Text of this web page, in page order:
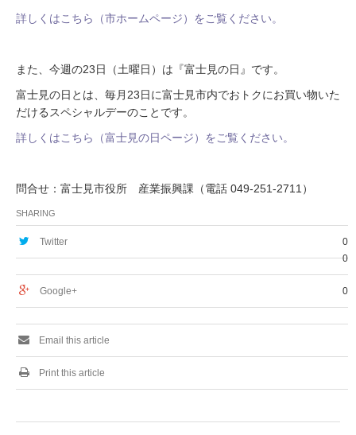
詳しくはこちら（市ホームページ）をご覧ください。
また、今週の23日（土曜日）は『富士見の日』です。
富士見の日とは、毎月23日に富士見市内でおトクにお買い物いた
だけるスペシャルデーのことです。
詳しくはこちら（富士見の日ページ）をご覧ください。
問合せ：富士見市役所 産業振興課（電話 049-251-2711）
SHARING
Twitter
0
0
Google+ 0
Email this article
Print this article